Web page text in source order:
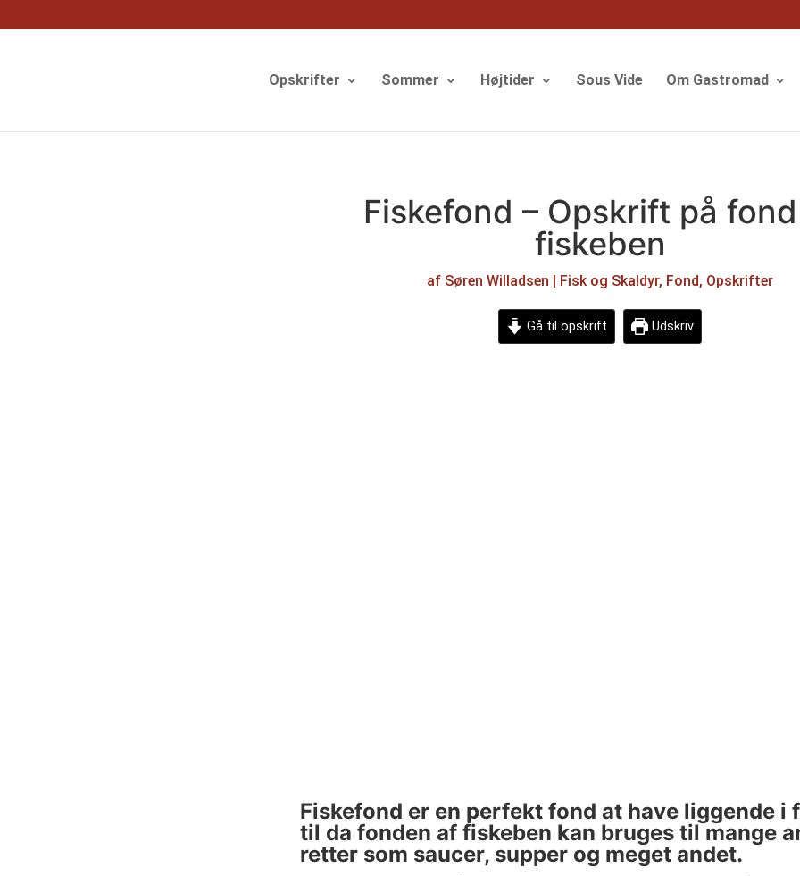
Opskrifter Sommer Højtider Sous Vide Om Gastromad
Fiskefond – Opskrift på
fiskeben
af Søren Willadsen | Fisk og Skaldyr, Fond, Opskrifter
Gå til opskrift Udskriv
Fiskefond er en perfekt fond at have liggende i
til da fonden af fiskeben kan bruges til mange
retter som saucer, supper og meget andet.